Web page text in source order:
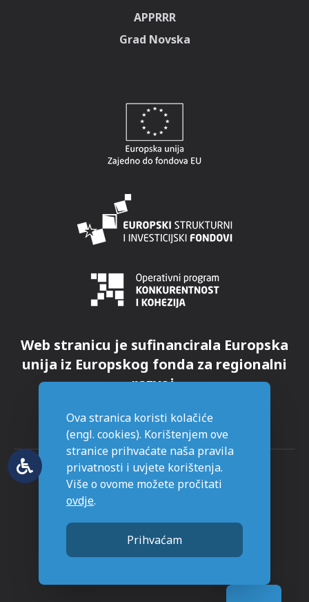
APPRRR
Grad Novska
Web stranicu je sufinancirala Europska
unija iz Europskog fonda za regionalni
razvoj.
Stranice napravljene sa
Ova stranica koristi kolačiće
(engl. cookies). Korištenjem ove
stranice prihvaćate naša pravila
privatnosti i uvjete korištenja.
Više o ovome možete pročitati
ovdje.
Prihvaćam